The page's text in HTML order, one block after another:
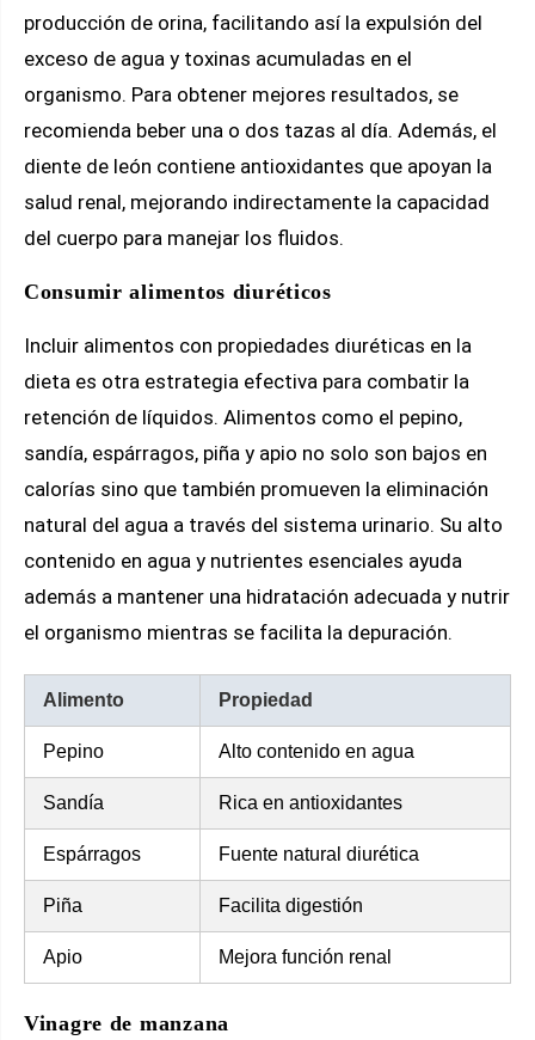
producción de orina, facilitando así la expulsión del
exceso de agua y toxinas acumuladas en el
organismo. Para obtener mejores resultados, se
recomienda beber una o dos tazas al día. Además, el
diente de león contiene antioxidantes que apoyan la
salud renal, mejorando indirectamente la capacidad
del cuerpo para manejar los fluidos.
Consumir alimentos diuréticos
Incluir alimentos con propiedades diuréticas en la
dieta es otra estrategia efectiva para combatir la
retención de líquidos. Alimentos como el pepino,
sandía, espárragos, piña y apio no solo son bajos en
calorías sino que también promueven la eliminación
natural del agua a través del sistema urinario. Su alto
contenido en agua y nutrientes esenciales ayuda
además a mantener una hidratación adecuada y nutrir
el organismo mientras se facilita la depuración.
Alimento Propiedad
Pepino Alto contenido en agua
Sandía Rica en antioxidantes
Espárragos Fuente natural diurética
Piña Facilita digestión
Apio Mejora función renal
Vinagre de manzana